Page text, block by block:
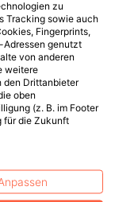
zu
Tracking sowie auch
Fingerprints,
genutzt
von anderen
weitere
den Drittanbieter
oben
(z. B. im Footer
für die Zukunft